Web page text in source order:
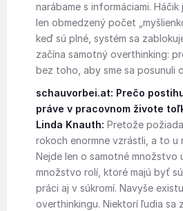
narábame s informáciami. Háčik
len obmedzený počet
keď sú plné, systém sa
začína samotný overthinking:
bez toho, aby sme sa posunuli
schauvorbei.at: Prečo
práve v pracovnom živote
Linda Knauth: Pretože
rokoch enormne vzrástli, a to u
Nejde len o samotné množstvo
množstvo rolí, ktoré majú byť
práci aj v súkromí. Navyše
overthinkingu. Niektorí ľudia sa